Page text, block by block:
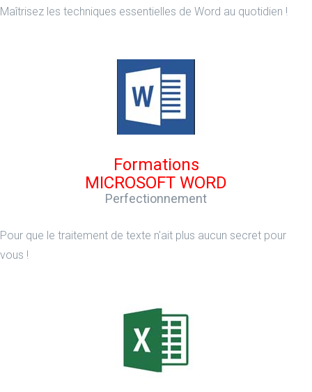
Maîtrisez les techniques essentielles de Word au quotidien !
Formations
MICROSOFT WORD
Perfectionnement
Pour que le traitement de texte n'ait plus aucun secret pour
vous !